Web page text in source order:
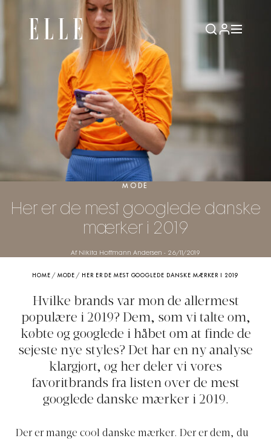
MODE
Her er de mest googlede danske
mærker i 2019
Af Nikita Hoffmann Andersen - 26/11/2019
HOME / MODE / HER ER DE MEST GOOGLEDE DANSKE MÆRKER I 2019
Hvilke brands var mon de allermest
populære i 2019? Dem, som vi talte om,
købte og googlede i håbet om at finde de
sejeste nye styles? Det har en ny analyse
klargjort, og her deler vi vores
favoritbrands fra listen over de mest
googlede danske mærker i 2019.
Der er mange cool danske mærker. Der er dem, du